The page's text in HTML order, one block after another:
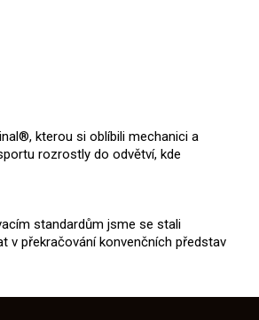
kterou si oblíbili mechanici a
rozrostly do odvětví, kde
standardům jsme se stali
v překračování konvenčních představ